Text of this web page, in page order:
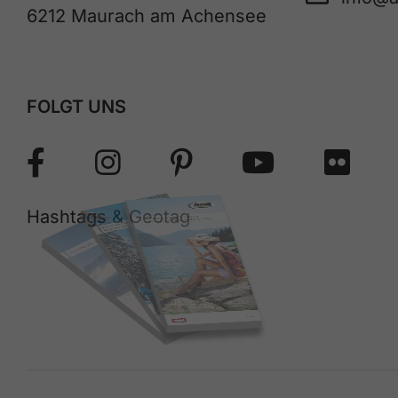
6212 Maurach am Achensee
FOLGT UNS
Hashtags & Geotag